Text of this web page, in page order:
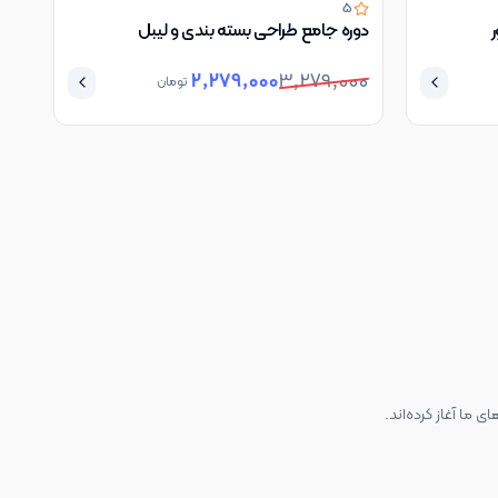
5
دوره جامع طراحی بسته بندی و لیبل
3,279,000
2,279,000 تومان
ما آغاز کرده‌اند.